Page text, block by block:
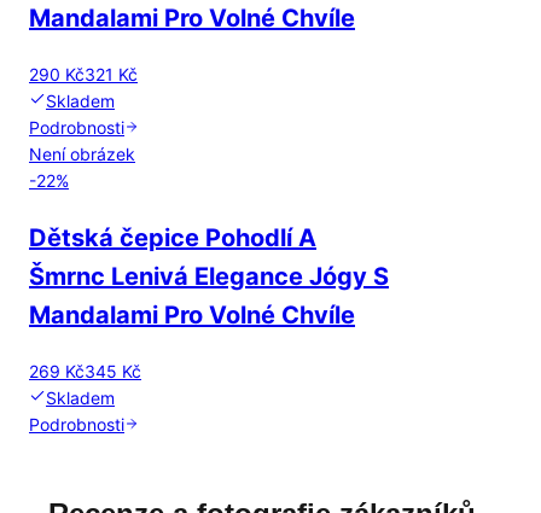
Mandalami Pro Volné Chvíle
290 Kč321 Kč
Skladem
Podrobnosti
Není obrázek
-22%
Dětská čepice Pohodlí A
Šmrnc Lenivá Elegance Jógy S
Mandalami Pro Volné Chvíle
269 Kč345 Kč
Skladem
Podrobnosti